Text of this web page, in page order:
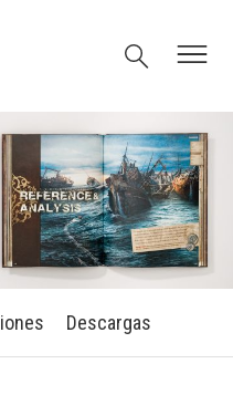
Search Menu
Descargas